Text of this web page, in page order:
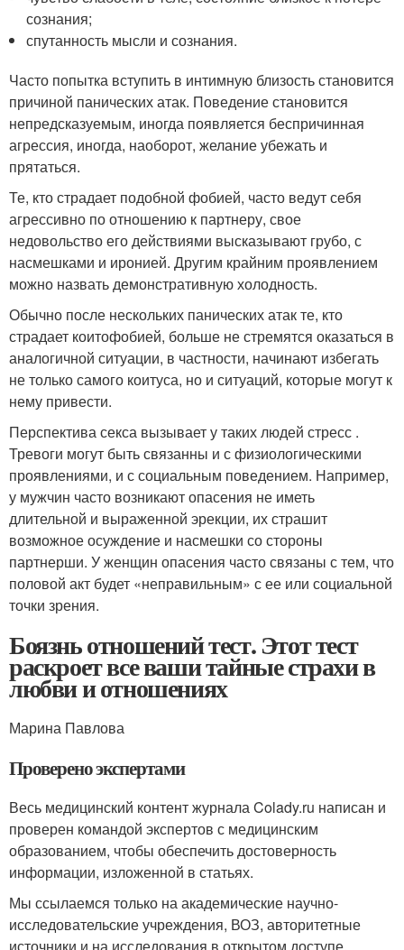
сознания;
спутанность мысли и сознания.
Часто попытка вступить в интимную близость становится
причиной панических атак. Поведение становится
непредсказуемым, иногда появляется беспричинная
агрессия, иногда, наоборот, желание убежать и
прятаться.
Те, кто страдает подобной фобией, часто ведут себя
агрессивно по отношению к партнеру, свое
недовольство его действиями высказывают грубо, с
насмешками и иронией. Другим крайним проявлением
можно назвать демонстративную холодность.
Обычно после нескольких панических атак те, кто
страдает коитофобией, больше не стремятся оказаться в
аналогичной ситуации, в частности, начинают избегать
не только самого коитуса, но и ситуаций, которые могут к
нему привести.
Перспектива секса вызывает у таких людей стресс .
Тревоги могут быть связанны и с физиологическими
проявлениями, и с социальным поведением. Например,
у мужчин часто возникают опасения не иметь
длительной и выраженной эрекции, их страшит
возможное осуждение и насмешки со стороны
партнерши. У женщин опасения часто связаны с тем, что
половой акт будет «неправильным» с ее или социальной
точки зрения.
Боязнь отношений тест. Этот тест
раскроет все ваши тайные страхи в
любви и отношениях
Марина Павлова
Проверено экспертами
Весь медицинский контент журнала Colady.ru написан и
проверен командой экспертов с медицинским
образованием, чтобы обеспечить достоверность
информации, изложенной в статьях.
Мы ссылаемся только на академические научно-
исследовательские учреждения, ВОЗ, авторитетные